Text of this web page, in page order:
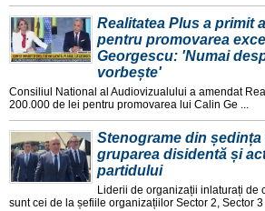
Realitatea Plus a primit
pentru promovarea
Georgescu: 'Numai
vorbește'
Consiliul National al Audiovizualului a amendat
200.000 de lei pentru promovarea lui Calin Ge ...
Stenograme din
gruparea disidentă și
partidului
Liderii de organizații inlaturați de
sunt cei de la șefiile organizațiilor Sector 2, Sector 3